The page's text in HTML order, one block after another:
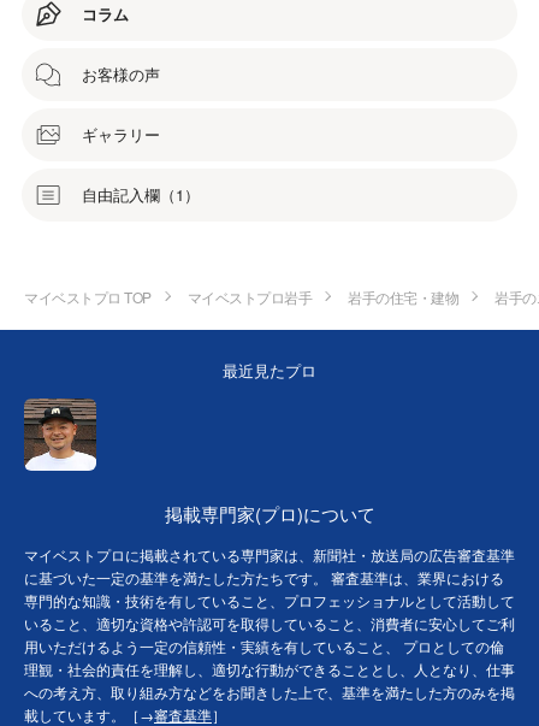
コラム
お客様の声
ギャラリー
自由記入欄（1）
マイベストプロ TOP マイベストプロ岩手 岩手の住宅・建物 岩手
最近見たプロ
掲載専門家(プロ)について
マイベストプロに掲載されている専門家は、新聞社・放送局の広告審査基準
に基づいた一定の基準を満たした方たちです。 審査基準は、業界における
専門的な知識・技術を有していること、プロフェッショナルとして活動して
いること、適切な資格や許認可を取得していること、消費者に安心してご利
用いただけるよう一定の信頼性・実績を有していること、 プロとしての倫
理観・社会的責任を理解し、適切な行動ができることとし、人となり、仕事
への考え方、取り組み方などをお聞きした上で、基準を満たした方のみを掲
載しています。［→審査基準］